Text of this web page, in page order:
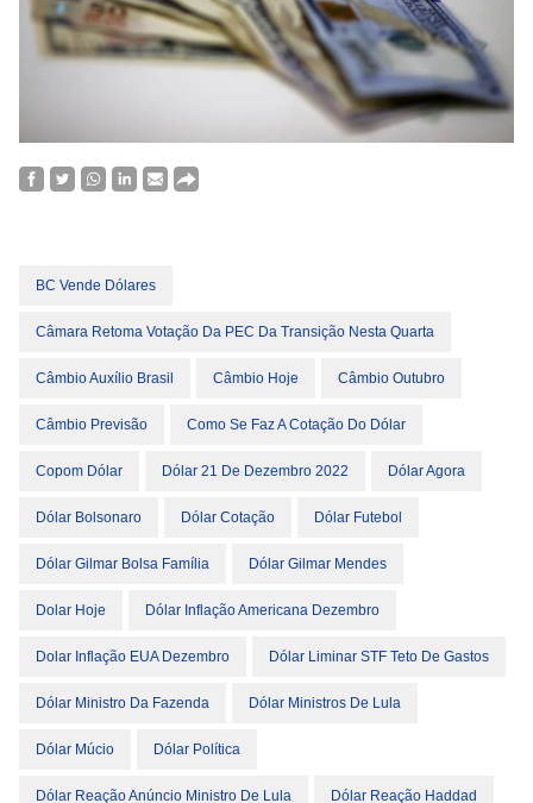
BC Vende Dólares
Câmara Retoma Votação Da PEC Da Transição Nesta Quarta
Câmbio Auxílio Brasil Câmbio Hoje Câmbio Outubro
Câmbio Previsão Como Se Faz A Cotação Do Dólar
Copom Dólar Dólar 21 De Dezembro 2022 Dólar Agora
Dólar Bolsonaro Dólar Cotação Dólar Futebol
Dólar Gilmar Bolsa Família Dólar Gilmar Mendes
Dolar Hoje Dólar Inflação Americana Dezembro
Dolar Inflação EUA Dezembro Dólar Liminar STF Teto De Gastos
Dólar Ministro Da Fazenda Dólar Ministros De Lula
Dólar Múcio Dólar Política
Dólar Reação Anúncio Ministro De Lula Dólar Reação Haddad